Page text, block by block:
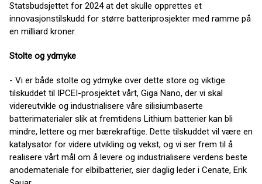
Statsbudsjettet for 2024 at det skulle opprettes et
innovasjonstilskudd for større batteriprosjekter med ramme på
en milliard kroner.
Stolte og ydmyke
- Vi er både stolte og ydmyke over dette store og viktige
tilskuddet til IPCEI-prosjektet vårt, Giga Nano, der vi skal
videreutvikle og industrialisere våre silisiumbaserte
batterimaterialer slik at fremtidens Lithium batterier kan bli
mindre, lettere og mer bærekraftige. Dette tilskuddet vil være en
katalysator for videre utvikling og vekst, og vi ser frem til å
realisere vårt mål om å levere og industrialisere verdens beste
anodemateriale for elbilbatterier, sier daglig leder i Cenate, Erik